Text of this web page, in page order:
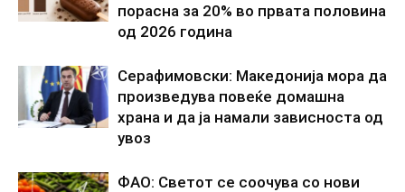
порасна за 20% во првата половина
од 2026 година
Серафимовски: Македонија мора да
произведува повеќе домашна
храна и да ја намали зависноста од
увоз
ФАО: Светот се соочува со нови